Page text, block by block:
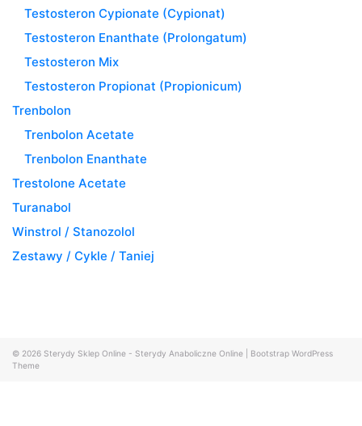
Testosteron Cypionate (Cypionat)
Testosteron Enanthate (Prolongatum)
Testosteron Mix
Testosteron Propionat (Propionicum)
Trenbolon
Trenbolon Acetate
Trenbolon Enanthate
Trestolone Acetate
Turanabol
Winstrol / Stanozolol
Zestawy / Cykle / Taniej
© 2026 Sterydy Sklep Online - Sterydy Anaboliczne Online
Bootstrap WordPress
Theme